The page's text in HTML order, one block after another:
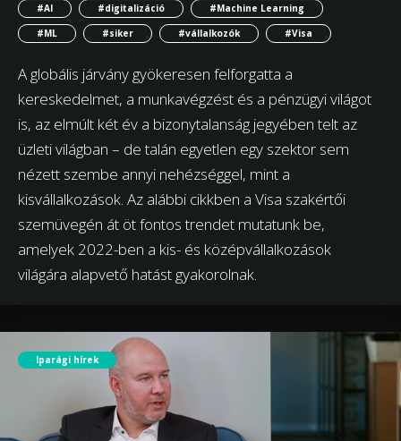
#AI #digitalizáció
#Machine Learning
#ML
#siker #vállalkozók #Visa
A globális járvány gyökeresen felforgatta a
kereskedelmet, a munkavégzést és a pénzügyi világot
is, az elmúlt két év a bizonytalanság jegyében telt az
üzleti világban – de talán egyetlen egy szektor sem
nézett szembe annyi nehézséggel, mint a
kisvállalkozások. Az alábbi cikkben a Visa szakértői
szemüvegén át öt fontos trendet mutatunk be,
amelyek 2022-ben a kis- és középvállalkozások
világára alapvető hatást gyakorolnak.
Iparági hírek